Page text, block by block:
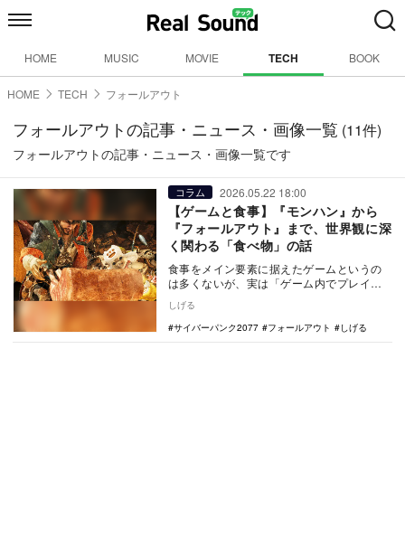
HOME MUSIC MOVIE TECH BOOK
HOME TECH フォールアウト
フォールアウトの記事・ニュース・画像一覧 (11件)
フォールアウトの記事・ニュース・画像一覧です
コラム 2026.05.22 18:00
【ゲームと食事】『モンハン』から
『フォールアウト』まで、世界観に深
く関わる「食べ物」の話
食事をメイン要素に据えたゲームというの
は多くないが、実は「ゲーム内でプレイヤ
格に関わる存在…
しげる
サイバーパンク2077
フォールアウト しげる